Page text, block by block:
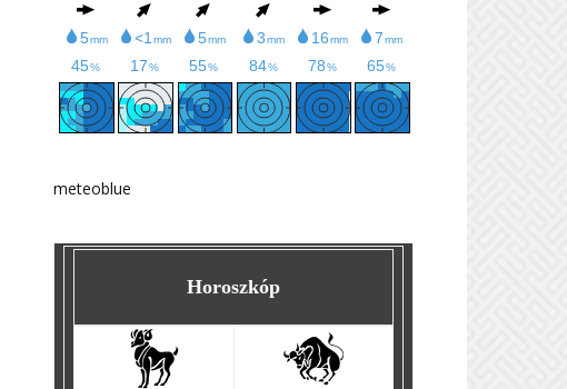
meteoblue
Horoszkóp